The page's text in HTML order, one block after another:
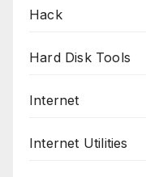
Hack
Hard Disk Tools
Internet
Internet Utilities